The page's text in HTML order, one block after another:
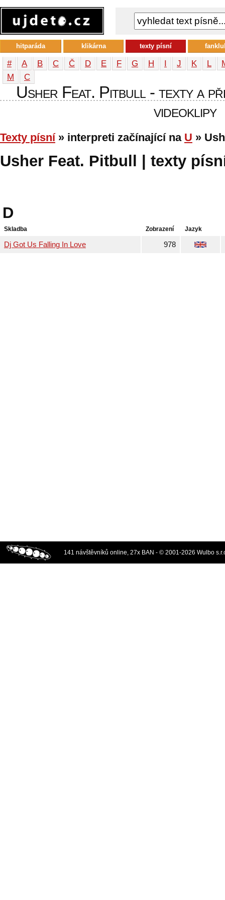
# A B C Č D E F G H I J K L
М
С
Usher Feat. Pitbull - texty a
videoklipy
Texty písní» interpreti začínající na U »
Usher Feat. Pitbull | texty
D
Skladba Zobrazení Jazyk
Dj Got Us Falling In Love 978
hitparáda klikárna texty písní
141 návštěvníků online, 27x BAN - © 2001-2026 Wulbo